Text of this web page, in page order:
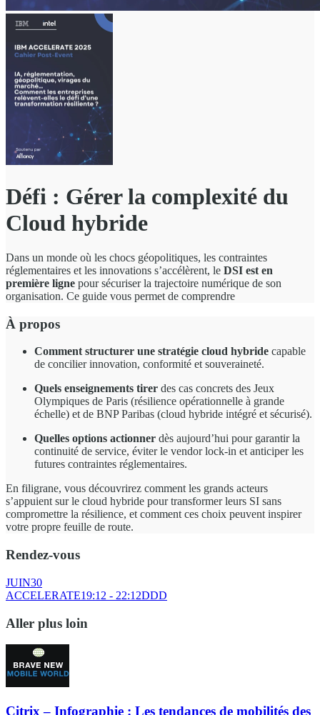
Défi : Gérer la complexité du
Cloud hybride
Dans un monde où les chocs géopolitiques, les contraintes
réglementaires et les innovations s’accélèrent, le DSI est en
première ligne pour sécuriser la trajectoire numérique de son
organisation. Ce guide vous permet de comprendre
À propos
Comment structurer une stratégie cloud hybride capable
de concilier innovation, conformité et souveraineté.
Quels enseignements tirer des cas concrets des Jeux
Olympiques de Paris (résilience opérationnelle à grande
échelle) et de BNP Paribas (cloud hybride intégré et sécurisé).
Quelles options actionner dès aujourd’hui pour garantir la
continuité de service, éviter le vendor lock-in et anticiper les
futures contraintes réglementaires.
En filigrane, vous découvrirez comment les grands acteurs
s’appuient sur le cloud hybride pour transformer leurs SI sans
compromettre la résilience, et comment ces choix peuvent inspirer
votre propre feuille de route.
Rendez-vous
JUIN30
ACCELERATE19:12 - 22:12DDD
Aller plus loin
Citrix – Infographie : Les tendances de mobilités des